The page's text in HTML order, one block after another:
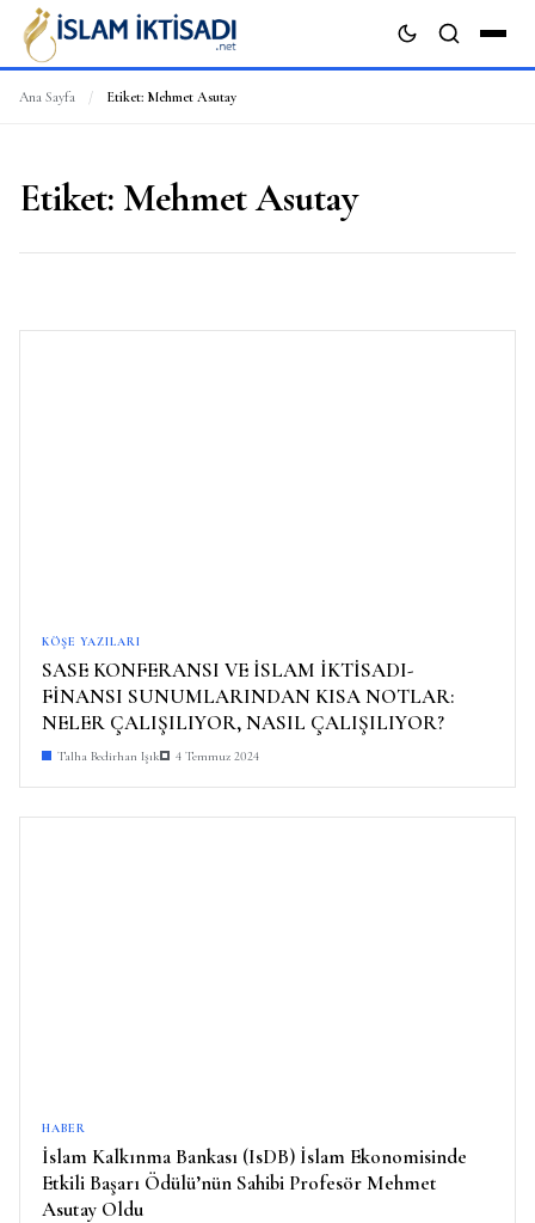
Ana Sayfa / Etiket: Mehmet Asutay
Etiket: Mehmet Asutay
KÖŞE YAZILARI
SASE KONFERANSI VE İSLAM İKTİSADI-
FİNANSI SUNUMLARINDAN KISA NOTLAR:
NELER ÇALIŞILIYOR, NASIL ÇALIŞILIYOR?
Talha Bedirhan Işık 4 Temmuz 2024
HABER
İslam Kalkınma Bankası (IsDB) İslam Ekonomisinde
Etkili Başarı Ödülü’nün Sahibi Profesör Mehmet
Asutay Oldu